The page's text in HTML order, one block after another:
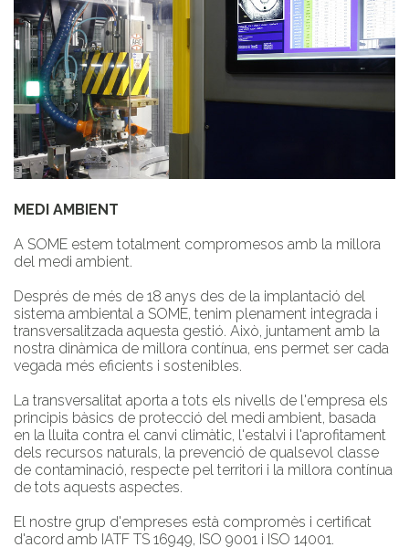
MEDI AMBIENT
A SOME estem totalment compromesos amb la millora
del medi ambient.
Després de més de 18 anys des de la implantació del
sistema ambiental a SOME, tenim plenament integrada i
transversalitzada aquesta gestió. Això, juntament amb la
nostra dinàmica de millora contínua, ens permet ser cada
vegada més eficients i sostenibles.
La transversalitat aporta a tots els nivells de l'empresa els
principis bàsics de protecció del medi ambient, basada
en la lluita contra el canvi climàtic, l'estalvi i l'aprofitament
dels recursos naturals, la prevenció de qualsevol classe
de contaminació, respecte pel territori i la millora contínua
de tots aquests aspectes.
El nostre grup d'empreses està compromès i certificat
d'acord amb IATF TS 16949, ISO 9001 i ISO 14001.